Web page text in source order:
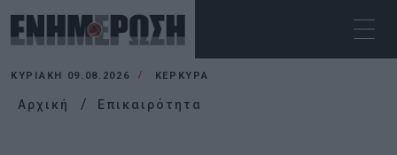
ΚΥΡΙΑΚΉ 09.08.2026 ΚΕΡΚΥΡΑ
Αρχική Επικαιρότητα